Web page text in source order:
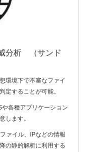
分析 （サンド
環境下で不審なファイ
定することが可能。
各種アプリケーション
します。
ァイル、IPなどの情報
の静的解析に利用する